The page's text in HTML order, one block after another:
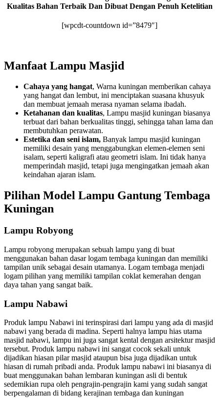
Kualitas Bahan Terbaik Dan Dibuat Dengan Penuh Ketelitian
[wpcdt-countdown id=”8479″]
Manfaat Lampu Masjid
Cahaya yang hangat, Warna kuningan memberikan cahaya
yang hangat dan lembut, ini menciptakan suasana khusyuk
dan membuat jemaah merasa nyaman selama ibadah.
Ketahanan dan kualitas, Lampu masjid kuningan biasanya
terbuat dari bahan berkualitas tinggi, sehingga tahan lama dan
membutuhkan perawatan.
Estetika dan seni islam, Banyak lampu masjid kuningan
memiliki desain yang menggabungkan elemen-elemen seni
isalam, seperti kaligrafi atau geometri islam. Ini tidak hanya
memperindah masjid, tetapi juga mengingatkan jemaah akan
keindahan ajaran islam.
Pilihan Model Lampu Gantung Tembaga
Kuningan
Lampu Robyong
Lampu robyong merupakan sebuah lampu yang di buat
menggunakan bahan dasar logam tembaga kuningan dan memiliki
tampilan unik sebagai desain utamanya. Logam tembaga menjadi
logam pilihan yang memiliki tampilan coklat kemerahan dengan
daya tahan yang sangat baik.
Lampu Nabawi
Produk lampu Nabawi ini terinspirasi dari lampu yang ada di masjid
nabawi yang berada di madina. Seperti halnya lampu hias utama
masjid nabawi, lampu ini juga sangat kental dengan arsitektur masjid
tersebut. Produk lampu nabawi ini sangat cocok sekali untuk
dijadikan hiasan pilar masjid ataupun bisa juga dijadikan untuk
hiasan di rumah pribadi anda. Produk lampu nabawi ini biasanya di
buat menggunakan bahan lembaran kuningan asli di bentuk
sedemikian rupa oleh pengrajin-pengrajin kami yang sudah sangat
berpengalaman di bidang kerajinan tembaga dan kuningan